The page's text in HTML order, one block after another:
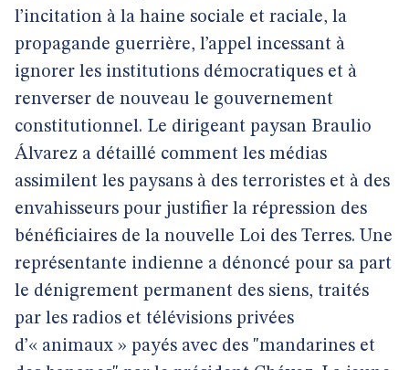
l’incitation à la haine sociale et raciale, la
propagande guerrière, l’appel incessant à
ignorer les institutions démocratiques et à
renverser de nouveau le gouvernement
constitutionnel. Le dirigeant paysan Braulio
Álvarez a détaillé comment les médias
assimilent les paysans à des terroristes et à des
envahisseurs pour justifier la répression des
bénéficiaires de la nouvelle Loi des Terres. Une
représentante indienne a dénoncé pour sa part
le dénigrement permanent des siens, traités
par les radios et télévisions privées
d’« animaux » payés avec des "mandarines et